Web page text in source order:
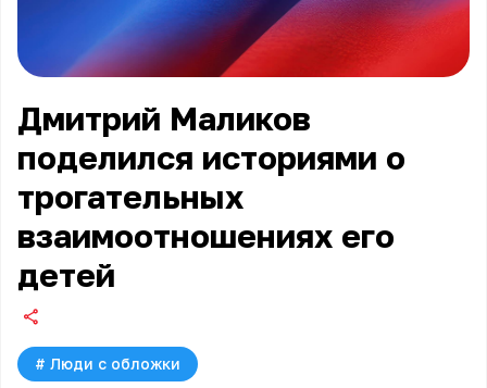
Дмитрий Маликов
поделился историями о
трогательных
взаимоотношениях его
детей
# Люди с обложки